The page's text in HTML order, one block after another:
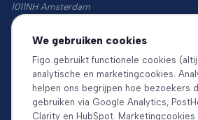
We gebruiken cookies
Figo gebruikt functionele cookies
analytische en marketingcookies.
helpen ons begrijpen hoe bezoekers
gebruiken via Google Analytics,
Clarity en HubSpot. Marketingcookies
1011NH Amsterdam
KvK: 74766759
Download de app